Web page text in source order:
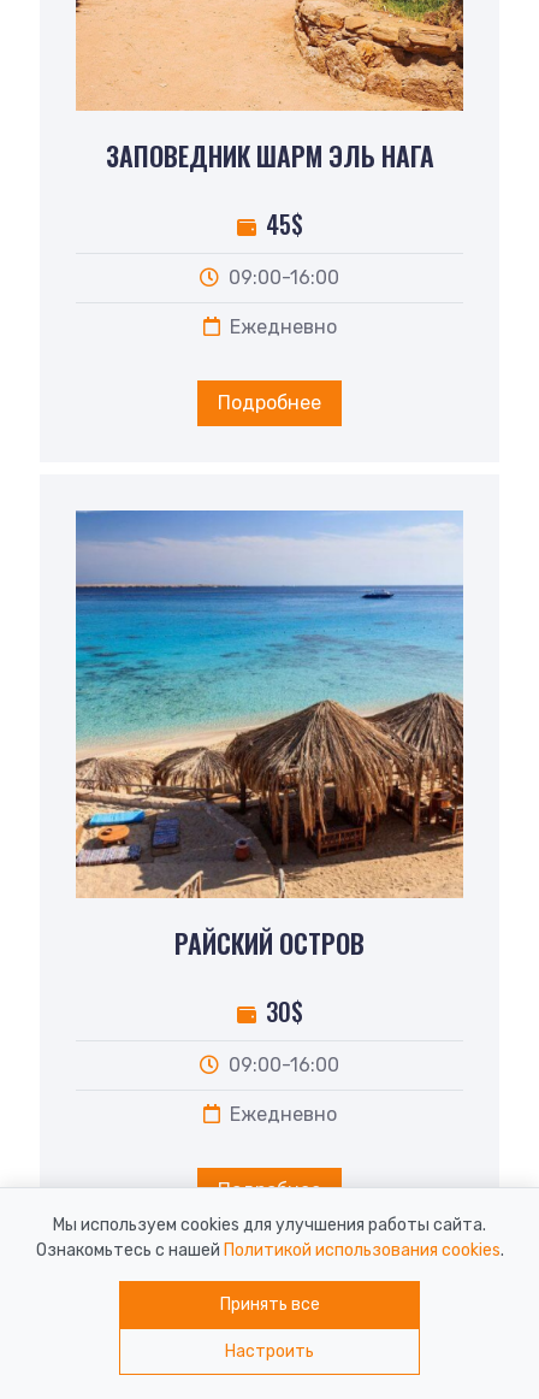
ЗАПОВЕДНИК ШАРМ ЭЛЬ НАГА
45$
09:00-16:00
Ежедневно
Подробнее
РАЙСКИЙ ОСТРОВ
30$
09:00-16:00
Ежедневно
Подробнее
Мы используем cookies для улучшения работы сайта.
Ознакомьтесь с нашей Политикой использования cookies.
Принять все
Настроить